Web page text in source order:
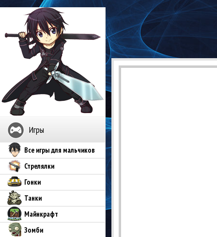
Игры
Все игры для мальчиков
Стрелялки
Гонки
Танки
Майнкрафт
Зомби